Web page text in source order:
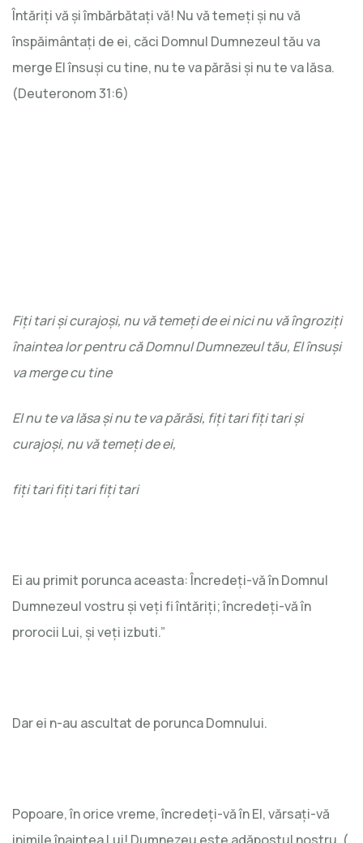
Întăriți vă și îmbărbătați vă! Nu vă temeți și nu vă
înspăimântați de ei, căci Domnul Dumnezeul tău va
merge El însuși cu tine, nu te va părăsi și nu te va lăsa.
(Deuteronom 31:6)
Fiți tari și curajoși, nu vă temeți de ei nici nu vă îngroziți
înaintea lor pentru că Domnul Dumnezeul tău, El însuși
va merge cu tine
El nu te va lăsa și nu te va părăsi, fiți tari fiți tari și
curajoși, nu vă temeți de ei,
fiți tari fiți tari fiți tari
Ei au primit porunca aceasta: Încredeți-vă în Domnul
Dumnezeul vostru și veți fi întăriți; încredeți-vă în
prorocii Lui, și veți izbuti.”
Dar ei n-au ascultat de porunca Domnului.
Popoare, în orice vreme, încredeți-vă în El, vărsați-vă